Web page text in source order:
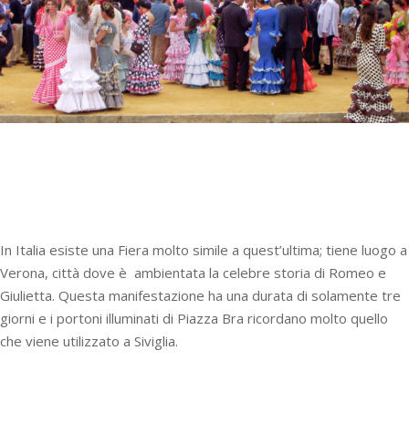
In Italia esiste una Fiera molto simile a quest’ultima; tiene luogo a
Verona, città dove è ambientata la celebre storia di Romeo e
Giulietta. Questa manifestazione ha una durata di solamente tre
giorni e i portoni illuminati di Piazza Bra ricordano molto quello
che viene utilizzato a Siviglia.